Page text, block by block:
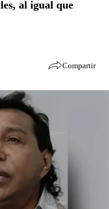
al igual que
Compartir